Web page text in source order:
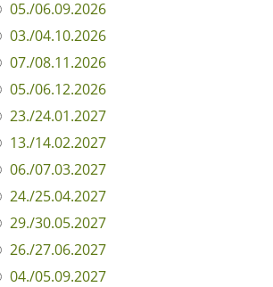
05./06.09.2026
03./04.10.2026
07./08.11.2026
05./06.12.2026
23./24.01.2027
13./14.02.2027
06./07.03.2027
24./25.04.2027
29./30.05.2027
26./27.06.2027
04./05.09.2027